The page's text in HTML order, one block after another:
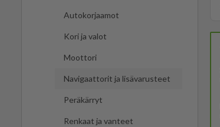
Autokorjaamot
Kori ja valot
Moottori
Navigaattorit ja lisävarusteet
Peräkärryt
Renkaat ja vanteet